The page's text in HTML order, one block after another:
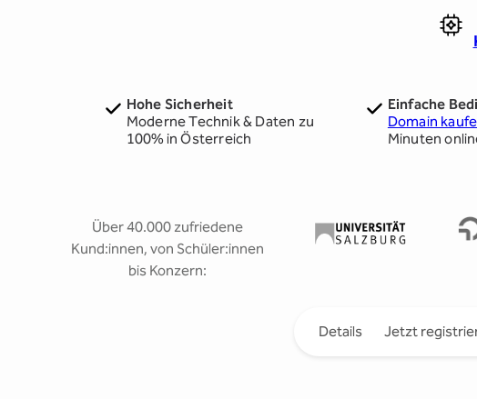
Hohe Sicherheit
Moderne Technik & Daten zu
100% in Österreich
Einfache
Domain
Minuten
Über 40.000 zufriedene
Kund:innen, von Schüler:innen
bis Konzern:
Details Jetzt